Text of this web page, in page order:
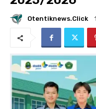
Otentiknews.click